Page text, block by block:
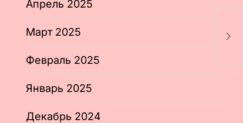
Апрель 2025
Март 2025
Февраль 2025
Январь 2025
Декабрь 2024